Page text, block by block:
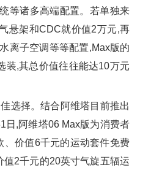
等诸多高端配置。若单独来
悬架和CDC就价值2万元,再
离子空调等等配置,Max版的
装,其总价值往往能达10万元
选择。结合阿维塔目前推出
日,阿维塔06 Max版为消费者
、价值6千元的运动套件免费
值2千元的20英寸气旋五辐运